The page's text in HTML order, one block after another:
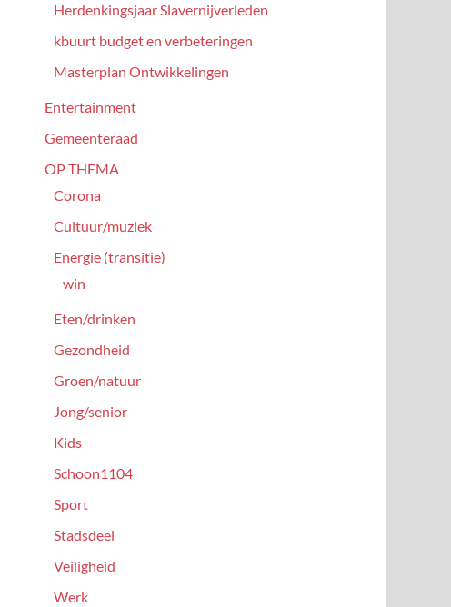
Herdenkingsjaar Slavernijverleden
kbuurt budget en verbeteringen
Masterplan Ontwikkelingen
Entertainment
Gemeenteraad
OP THEMA
Corona
Cultuur/muziek
Energie (transitie)
win
Eten/drinken
Gezondheid
Groen/natuur
Jong/senior
Kids
Schoon1104
Sport
Stadsdeel
Veiligheid
Werk